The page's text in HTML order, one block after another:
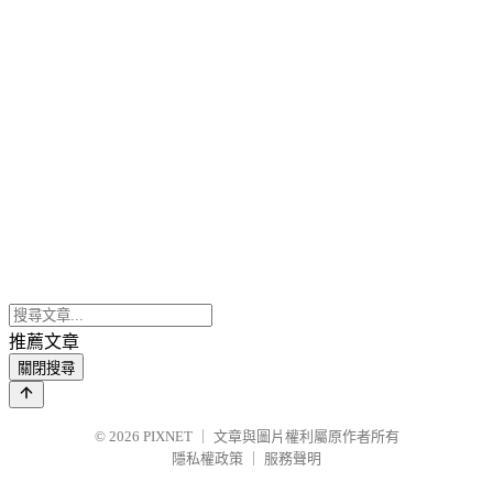
推薦文章
關閉搜尋
© 2026 PIXNET
文章與圖片權利屬原作者所有
隱私權政策
服務聲明